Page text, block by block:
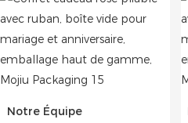
Notre Équipe